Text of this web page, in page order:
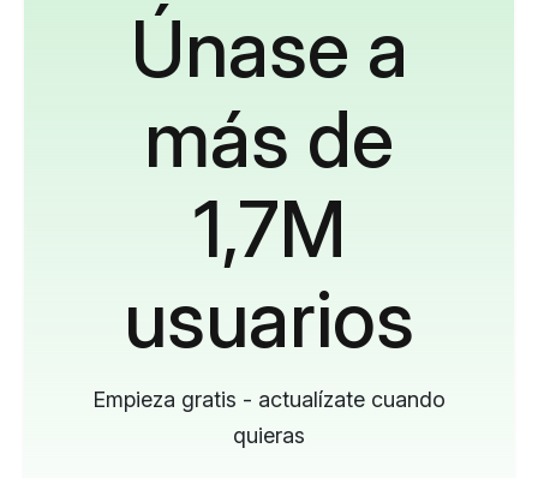
Únase a
más de
1,7M
usuarios
Empieza gratis - actualízate cuando
quieras